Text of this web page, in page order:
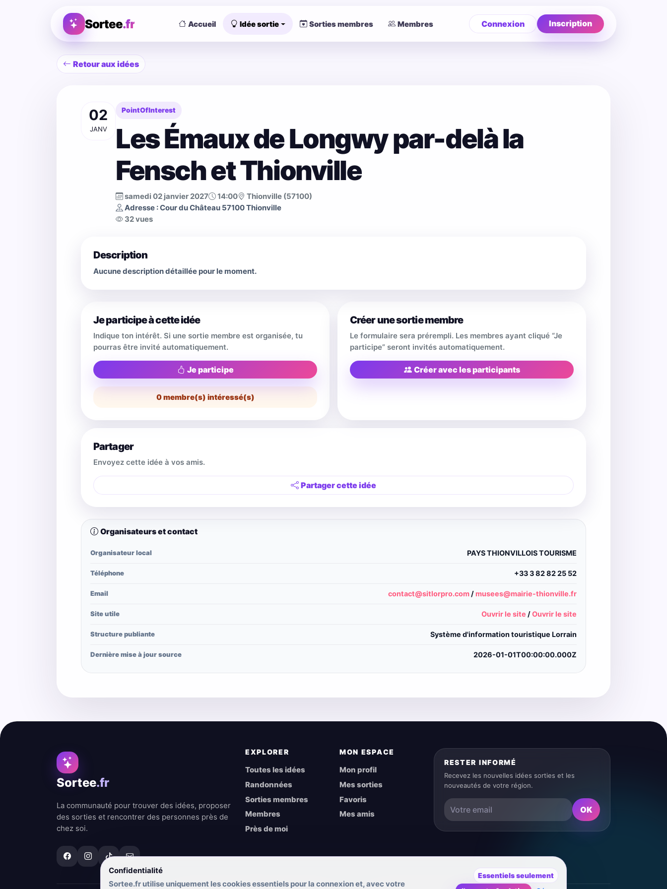
Sortee.fr Connexion Inscription
Accueil Idée sortie Sorties membres Membres
Retour aux idées
02
JANV
PointOfInterest
Les Émaux de Longwy par-delà la
Fensch et Thionville
samedi 02 janvier 2027 14:00
Thionville (57100)
Adresse : Cour du Château 57100 Thionville
32 vues
Description
Aucune description détaillée pour le moment.
Je participe à cette idée
Indique ton intérêt. Si une sortie membre est organisée, tu
pourras être invité automatiquement.
Je participe
0membre(s) intéressé(s)
Créer une sortie membre
Le formulaire sera prérempli. Les membres ayant cliqué “Je
participe” seront invités automatiquement.
Créer avec les participants
Partager
Envoyez cette idée à vos amis.
Partager cette idée
Organisateurs et contact
Organisateur local PAYS THIONVILLOIS TOURISME
Téléphone +33 3 82 82 25 52
Email contact@sitlorpro.com / musees@mairie-thionville.fr
Site utile Ouvrir le site /Ouvrir le site
Structure publiante Système d'information touristique Lorrain
Dernière mise à jour source 2026-01-01T00:00:00.000Z
Sortee.fr
La communauté pour trouver des idées, proposer
des sorties et rencontrer des personnes près de
chez soi.
EXPLORER
Toutes les idées
Randonnées
Sorties membres
Membres
Près de moi
MON ESPACE
Mon profil
Mes sorties
Favoris
Mes amis
RESTER INFORMÉ
Recevez les nouvelles idées sorties et les
nouveautés de votre région.
OK
Confidentialité
Sortee.fr utilise uniquement les cookies essentiels pour la connexion et, avec votre
Essentiels seulement